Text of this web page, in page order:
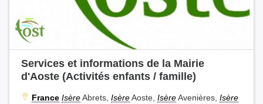
Services et informations de la Mairie
d'Aoste (Activités enfants / famille)
France IsèreAbrets, IsèreAoste, IsèreAvenières, Isère